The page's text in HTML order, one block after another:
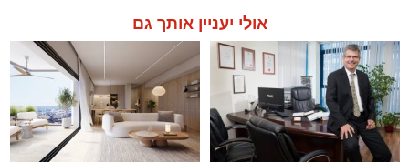
אולי יעניין אותך גם